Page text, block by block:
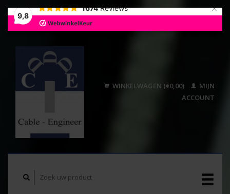
9,8
1674 Reviews ×
WINKELWAGEN (€0,00)
MIJN
ACCOUNT